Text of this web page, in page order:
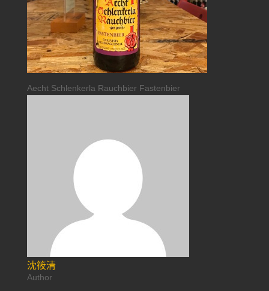
Aecht Schlenkerla Rauchbier Fastenbier
沈筱清
Author